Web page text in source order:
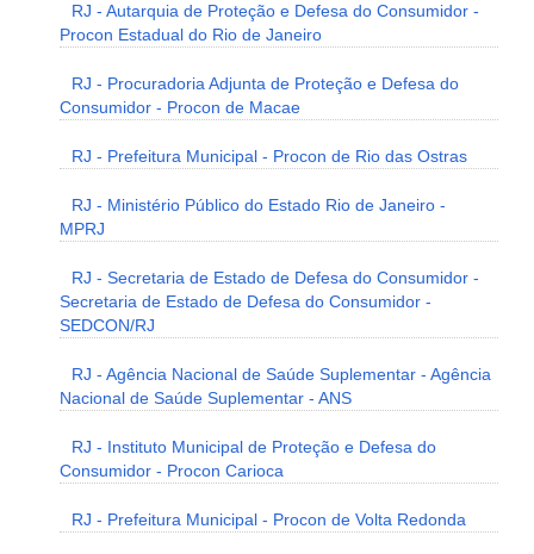
RJ - Autarquia de Proteção e Defesa do Consumidor -
Procon Estadual do Rio de Janeiro
RJ - Procuradoria Adjunta de Proteção e Defesa do
Consumidor - Procon de Macae
RJ - Prefeitura Municipal - Procon de Rio das Ostras
RJ - Ministério Público do Estado Rio de Janeiro -
MPRJ
RJ - Secretaria de Estado de Defesa do Consumidor -
Secretaria de Estado de Defesa do Consumidor -
SEDCON/RJ
RJ - Agência Nacional de Saúde Suplementar - Agência
Nacional de Saúde Suplementar - ANS
RJ - Instituto Municipal de Proteção e Defesa do
Consumidor - Procon Carioca
RJ - Prefeitura Municipal - Procon de Volta Redonda